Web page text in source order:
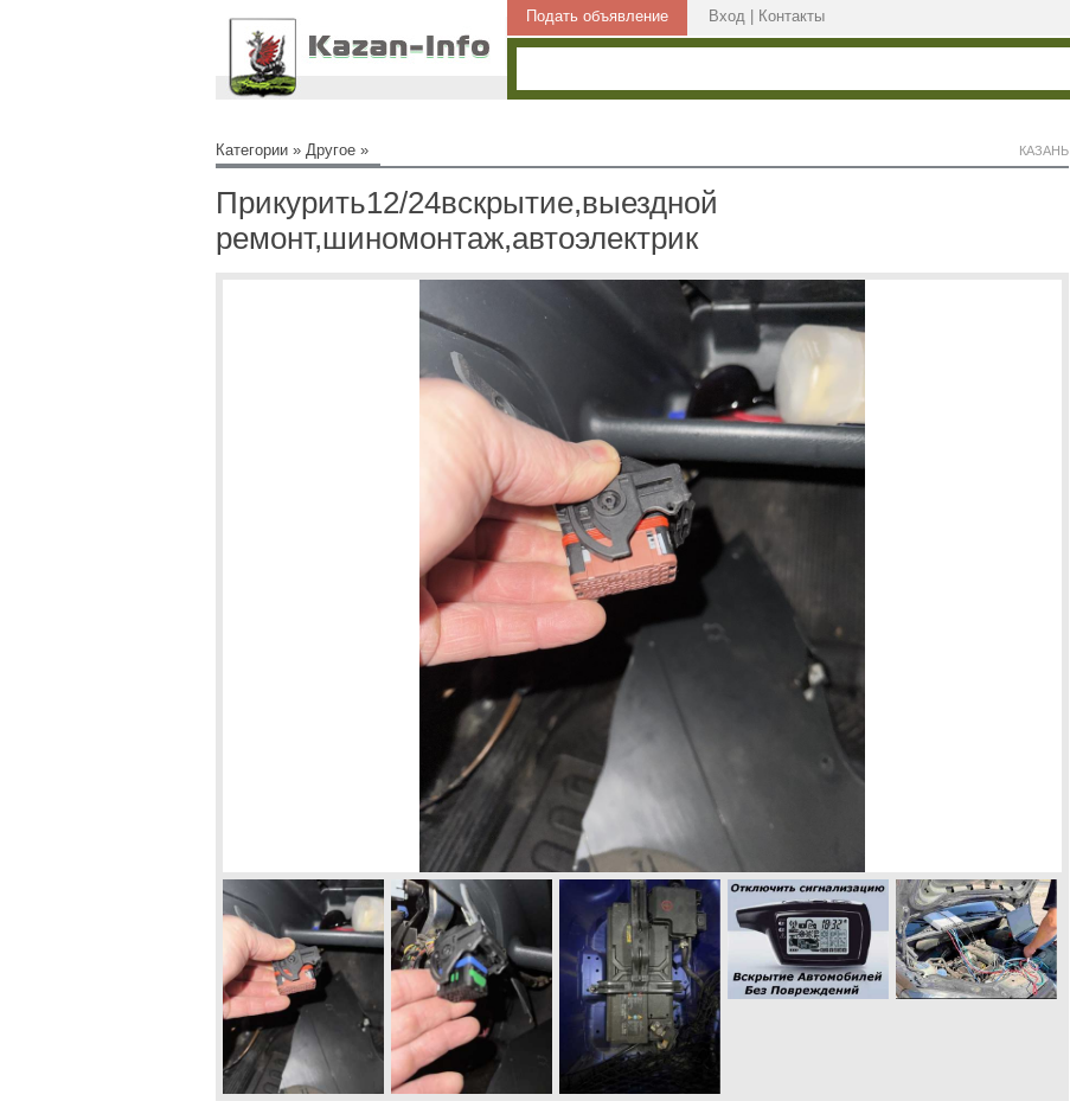
Подать объявление Вход Контакты
Категории » Другое » КАЗАНЬ
Прикурить12/24вскрытие,выездной
ремонт,шиномонтаж,автоэлектрик